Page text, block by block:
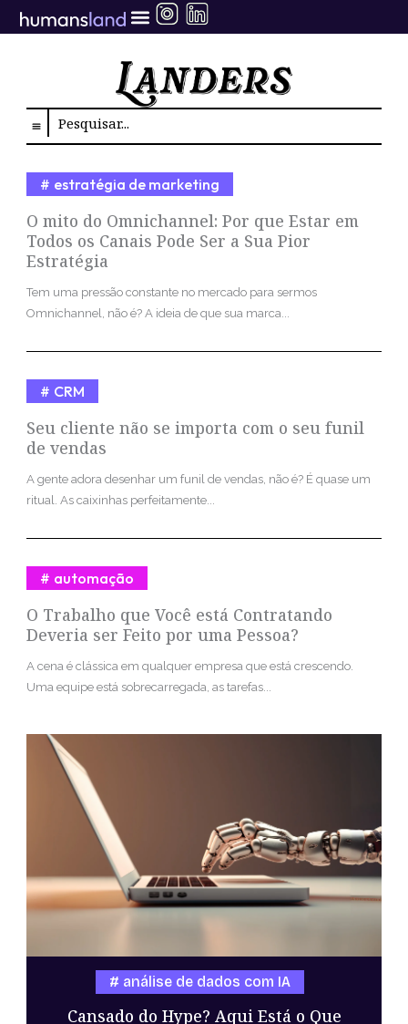
para
Search
O mito do Omnichannel: Por que Estar em
Todos os Canais Pode Ser a Sua Pior
Estratégia
estratégia de marketing
Tem uma pressão constante no mercado para sermos
Omnichannel, não é? A ideia de que sua marca...
Seu cliente não se importa com o seu funil
de vendas
CRM
A gente adora desenhar um funil de vendas, não é? É quase um
ritual. As caixinhas perfeitamente...
O Trabalho que Você está Contratando
Deveria ser Feito por uma Pessoa?
automação
A cena é clássica em qualquer empresa que está crescendo.
Uma equipe está sobrecarregada, as tarefas...
Cansado do Hype? Aqui Está o Que
análise de dados com IA